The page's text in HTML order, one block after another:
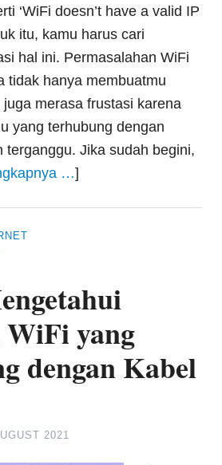
‘WiFi doesn’t have a valid IP
itu, kamu harus cari
hal ini. Permasalahan WiFi
tidak hanya membuatmu
merasa frustasi karena
yang terhubung dengan
terganggu. Jika sudah begini,
…]
WiFi yang
dengan Kabel
2021